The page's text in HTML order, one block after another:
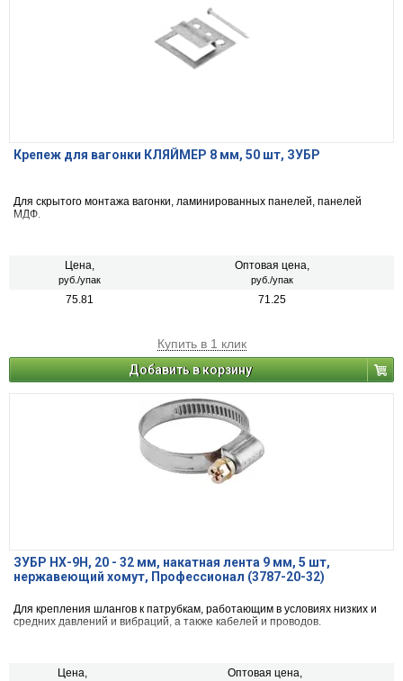
Крепеж для вагонки КЛЯЙМЕР 8 мм, 50 шт, ЗУБР
Для скрытого монтажа вагонки, ламинированных панелей, панелей
МДФ.
Цена,
руб./упак
Оптовая цена,
руб./упак
75.81 71.25
Купить в 1 клик
Добавить в корзину
ЗУБР НХ-9Н, 20 - 32 мм, накатная лента 9 мм, 5 шт,
нержавеющий хомут, Профессионал (3787-20-32)
Для крепления шлангов к патрубкам, работающим в условиях низких и
средних давлений и вибраций, а также кабелей и проводов.
Цена, Оптовая цена,